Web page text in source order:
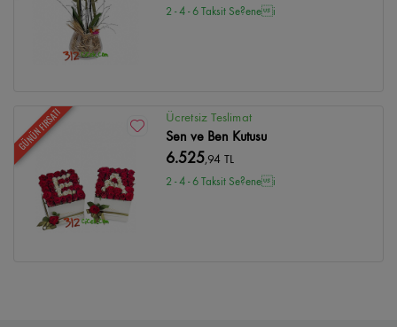
2 - 4 - 6 Taksit Se?enei
GÜNÜN FIRSATI Ücretsiz Teslimat
Sen ve Ben Kutusu
6.525,94 TL
2 - 4 - 6 Taksit Se?enei